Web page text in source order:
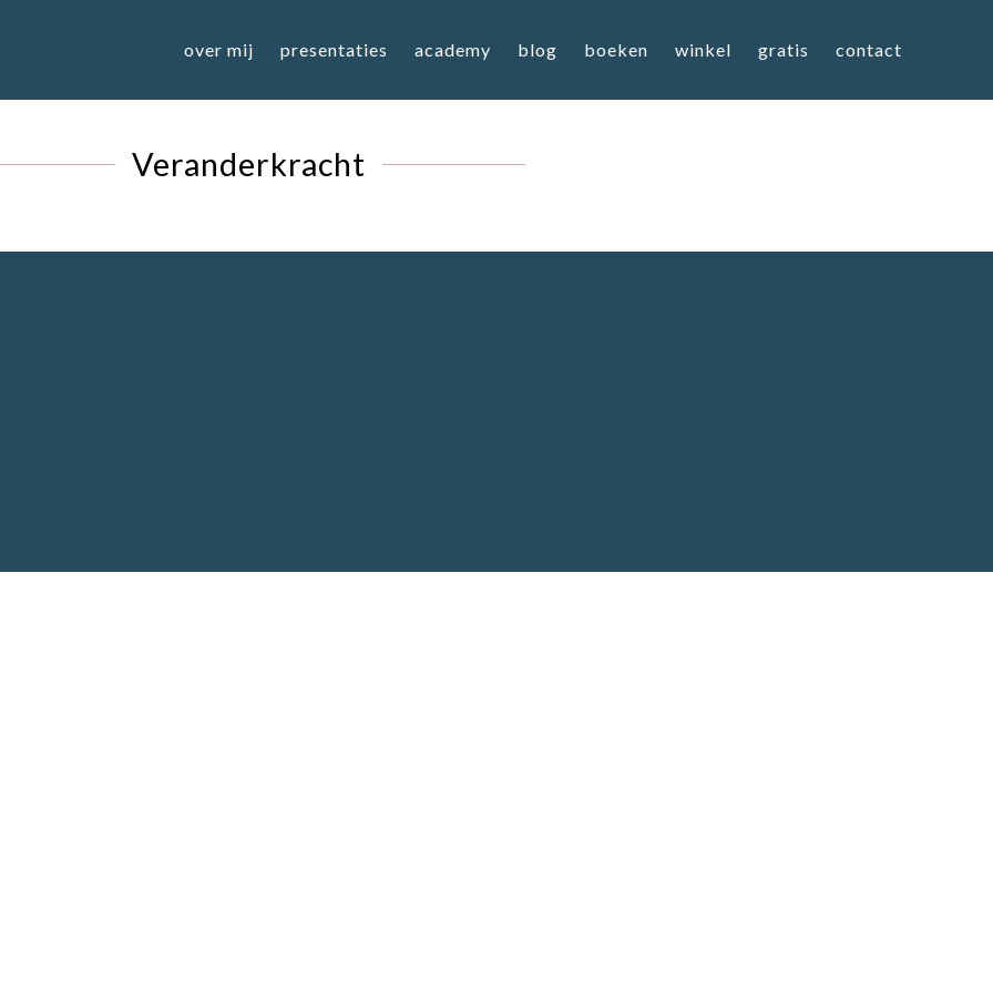
over mij presentaties academy blog boeken winkel gratis contact
Veranderkracht